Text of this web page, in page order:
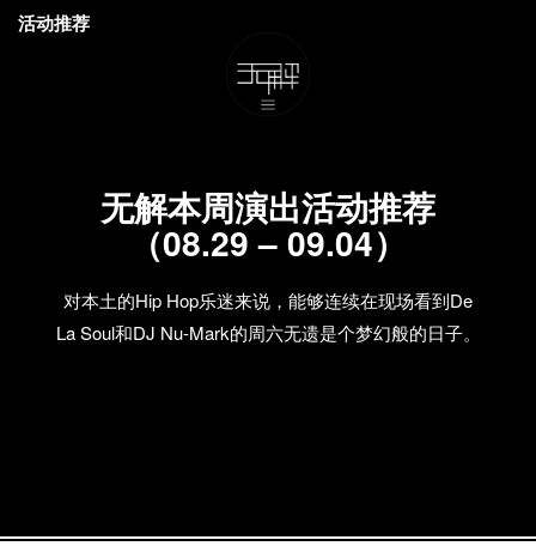
无解本周演出活动推荐
（08.29 – 09.04）
对本土的Hip Hop乐迷来说，能够连续在现场看到De
La Soul和DJ Nu-Mark的周六无遗是个梦幻般的日子。
活动推荐